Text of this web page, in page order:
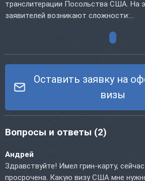
транслитерации Посольства США. На
заявителей возникают сложности:...
Оставить заявку на
визы
Вопросы и ответы (2)
Андрей
Здравствуйте! Имел грин-карту,
просрочена. Какую визу США мне